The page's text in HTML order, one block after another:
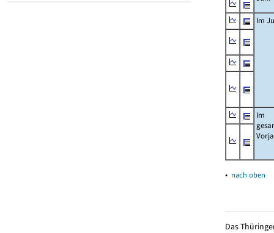
Im
Im
▴ nach oben
Das